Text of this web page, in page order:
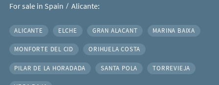
For sale in Spain Alicante:
ALICANTE ELCHE GRAN ALACANT MARINA BAIXA
MONFORTE DEL CID ORIHUELA COSTA
PILAR DE LA HORADADA SANTA POLA TORREVIEJA